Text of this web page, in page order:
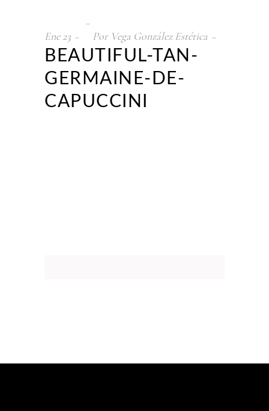
Ene 23 Por Vega González Estética
BEAUTIFUL-TAN-
GERMAINE-DE-
CAPUCCINI